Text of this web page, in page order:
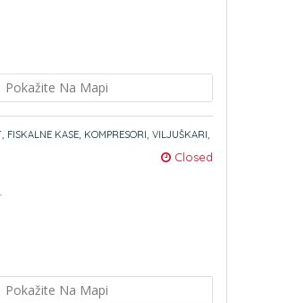
Pokažite Na Mapi
FISKALNE KASE, KOMPRESORI, VILJUŠKARI,
Closed
Pokažite Na Mapi